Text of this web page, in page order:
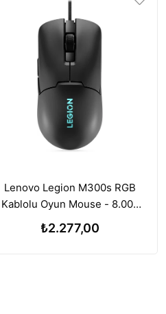
Lenovo Legion M300s RGB
Kablolu Oyun Mouse - 8.000
DPI Ayarlanabilir Sensör
₺2.277,00